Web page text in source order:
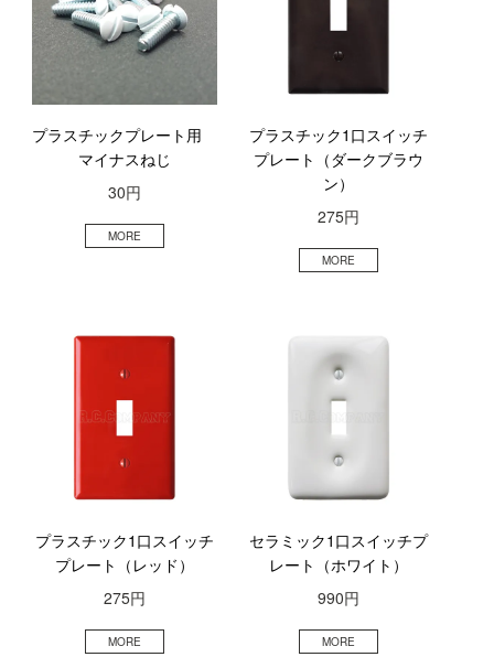
プラスチックプレート用
マイナスねじ
30円
プラスチック1口スイッチ
プレート（ダークブラウ
ン）
275円
プラスチック1口スイッチ
プレート（レッド）
275円
セラミック1口スイッチプ
レート（ホワイト）
990円